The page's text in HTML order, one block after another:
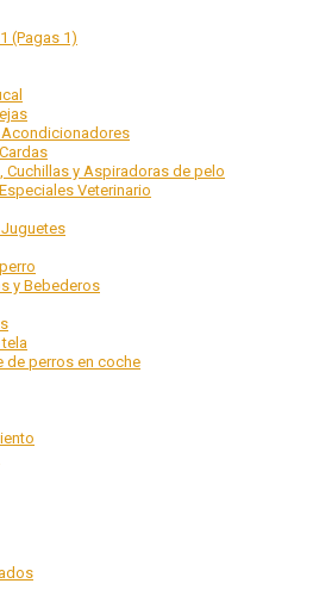
(Pagas 1)
Acondicionadores
Cuchillas y Aspiradoras de pelo
Veterinario
y Bebederos
de perros en coche